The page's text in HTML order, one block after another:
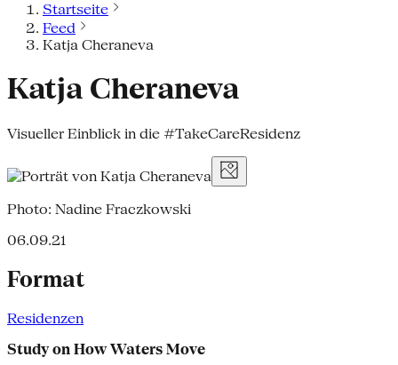
Startseite
Feed
Katja Cheraneva
Katja Cheraneva
Visueller Einblick in die #TakeCareResidenz
Photo: Nadine Fraczkowski
06.09.21
Format
Residenzen
Study on How Waters Move